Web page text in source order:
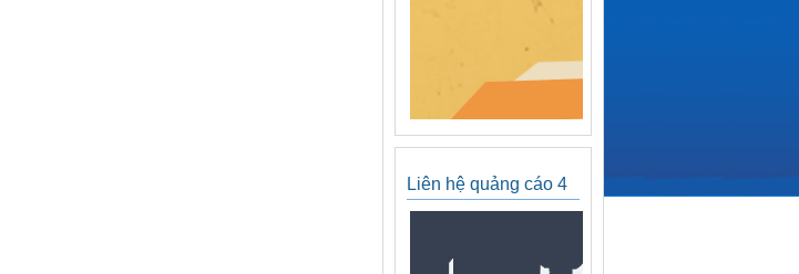
Liên hệ quảng cáo 4